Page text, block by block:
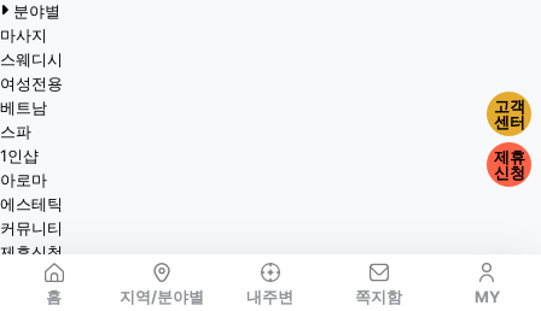
홈 지역/분야별 내주변 쪽지함 MY
분야별
마사지
스웨디시
여성전용
베트남
스파
1인샵
아로마
에스테틱
커뮤니티
제휴신청
고객
센터
제휴
신청